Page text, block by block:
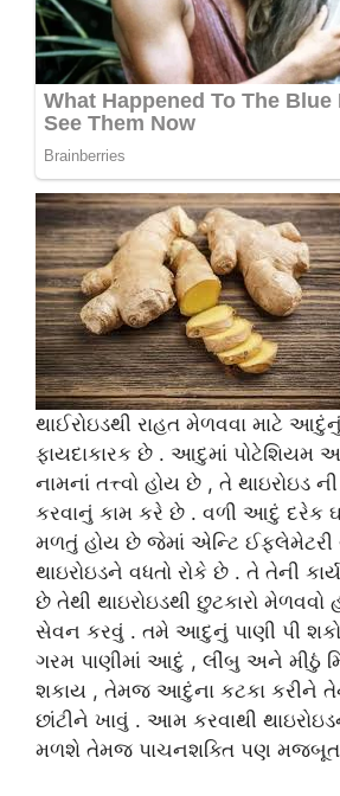
થાઈરોઇડથી રાહત મેળવવા માટે
ફાયદાકારક છે . આદુમાં પોટેશિયમ
નામનાં તત્ત્વો હોય છે , તે થાઇરોઇડ
કરવાનું કામ કરે છે . વળી આદું દરેક
મળતું હોય છે જેમાં એન્ટિ
થાઇરોઇડને વધતો રોકે છે . તે તેની
છે તેથી થાઇરોઇડથી છુટકારો
સેવન કરવું . તમે આદુનું પાણી પી
ગરમ પાણીમાં આદું , લીંબુ અને મીઠું
શકાય , તેમજ આદુંના કટકા કરીને
છાંટીને ખાવું . આમ કરવાથી
મળશે તેમજ પાચનશક્તિ પણ